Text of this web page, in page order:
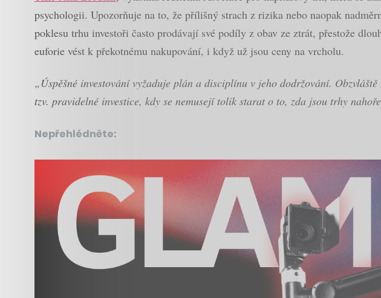
psychologii. Upozorňuje na to, že přílišný strach z rizika nebo naopak
poklesu trhu investoři často prodávají své podíly z obav ze ztrát, přestože
euforie vést k překotnému nakupování, i když už jsou ceny na vrcholu.
„Úspěšné investování vyžaduje plán a disciplínu v jeho dodržování.
tzv. pravidelné investice, kdy se nemusejí tolik starat o to, zda jsou trhy
Nepřehlédněte: